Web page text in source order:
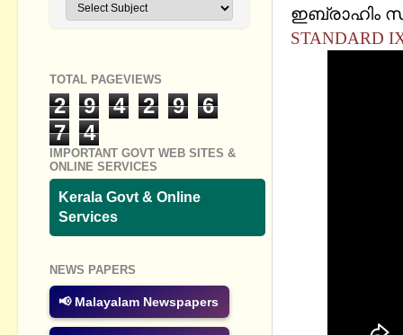
ഇബ്രാഹിം
STANDARD
TOTAL PAGEVIEWS
2 9 4 2 9
6
7
4
IMPORTANT GOVT WEB SITES &
ONLINE SERVICES
Kerala Govt & Online
Services
NEWS PAPERS
📢 Malayalam Newspapers